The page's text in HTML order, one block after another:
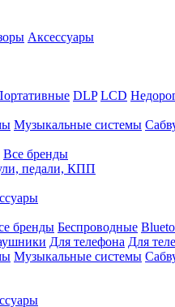
Аксессуары
DLP LCD
Музыкальные системы
Все бренды
педали, КПП
бренды Беспроводные
Для телефона Для
Музыкальные системы